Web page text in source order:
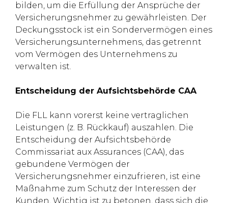
bilden, um die Erfüllung der Ansprüche der
Versicherungsnehmer zu gewährleisten. Der
Deckungsstock ist ein Sondervermögen eines
Versicherungsunternehmens, das getrennt
vom Vermögen des Unternehmens zu
verwalten ist.
Entscheidung der Aufsichtsbehörde CAA
Die FLL kann vorerst keine vertraglichen
Leistungen (z. B. Rückkauf) auszahlen. Die
Entscheidung der Aufsichtsbehörde
Commissariat aux Assurances (CAA), das
gebundene Vermögen der
Versicherungsnehmer einzufrieren, ist eine
Maßnahme zum Schutz der Interessen der
Kunden. Wichtig ist zu betonen, dass sich die